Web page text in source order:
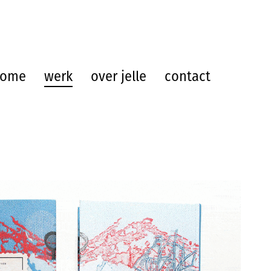
werk over jelle contact